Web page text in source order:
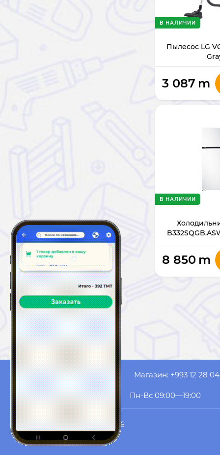
Пылесос LG
В НАЛИЧИИ
3 087 m
В НАЛИЧИИ
8 850 m
Оператор: +993 61 53 20 99 Магазин: +993 12 28 04
akyol.website@gmail.com Пн-Вс 09:00—19:00
AK YOL COMPUTERS © 2026